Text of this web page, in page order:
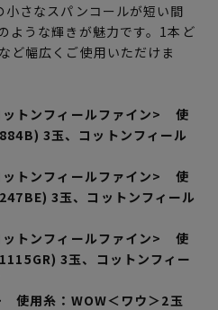
さなスパンコールが短い間
ような輝きが魅力です。1本ど
ど幅広くご使用いただけま
トンフィールファイン> 使
3玉、コットンフィール
トンフィールファイン> 使
3玉、コットンフィール
トンフィールファイン> 使
3玉、コットンフィー
使用糸：WOW＜ワウ＞2玉